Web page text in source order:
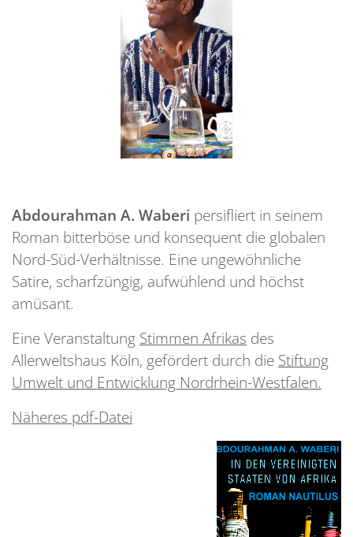
Abdourahman A. Waberi persifliert in seinem
Roman bitterböse und konsequent die globalen
Nord-Süd-Verhältnisse. Eine ungewöhnliche
Satire, scharfzüngig, aufwühlend und höchst
amüsant.
Eine Veranstaltung Stimmen Afrikas des
Allerweltshaus Köln, gefördert durch die Stiftung
Umwelt und Entwicklung Nordrhein-Westfalen.
Näheres pdf-Datei